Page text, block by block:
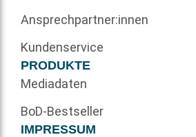
Ansprechpartner:innen
Kundenservice
PRODUKTE
Mediadaten
BoD-Bestseller
IMPRESSUM